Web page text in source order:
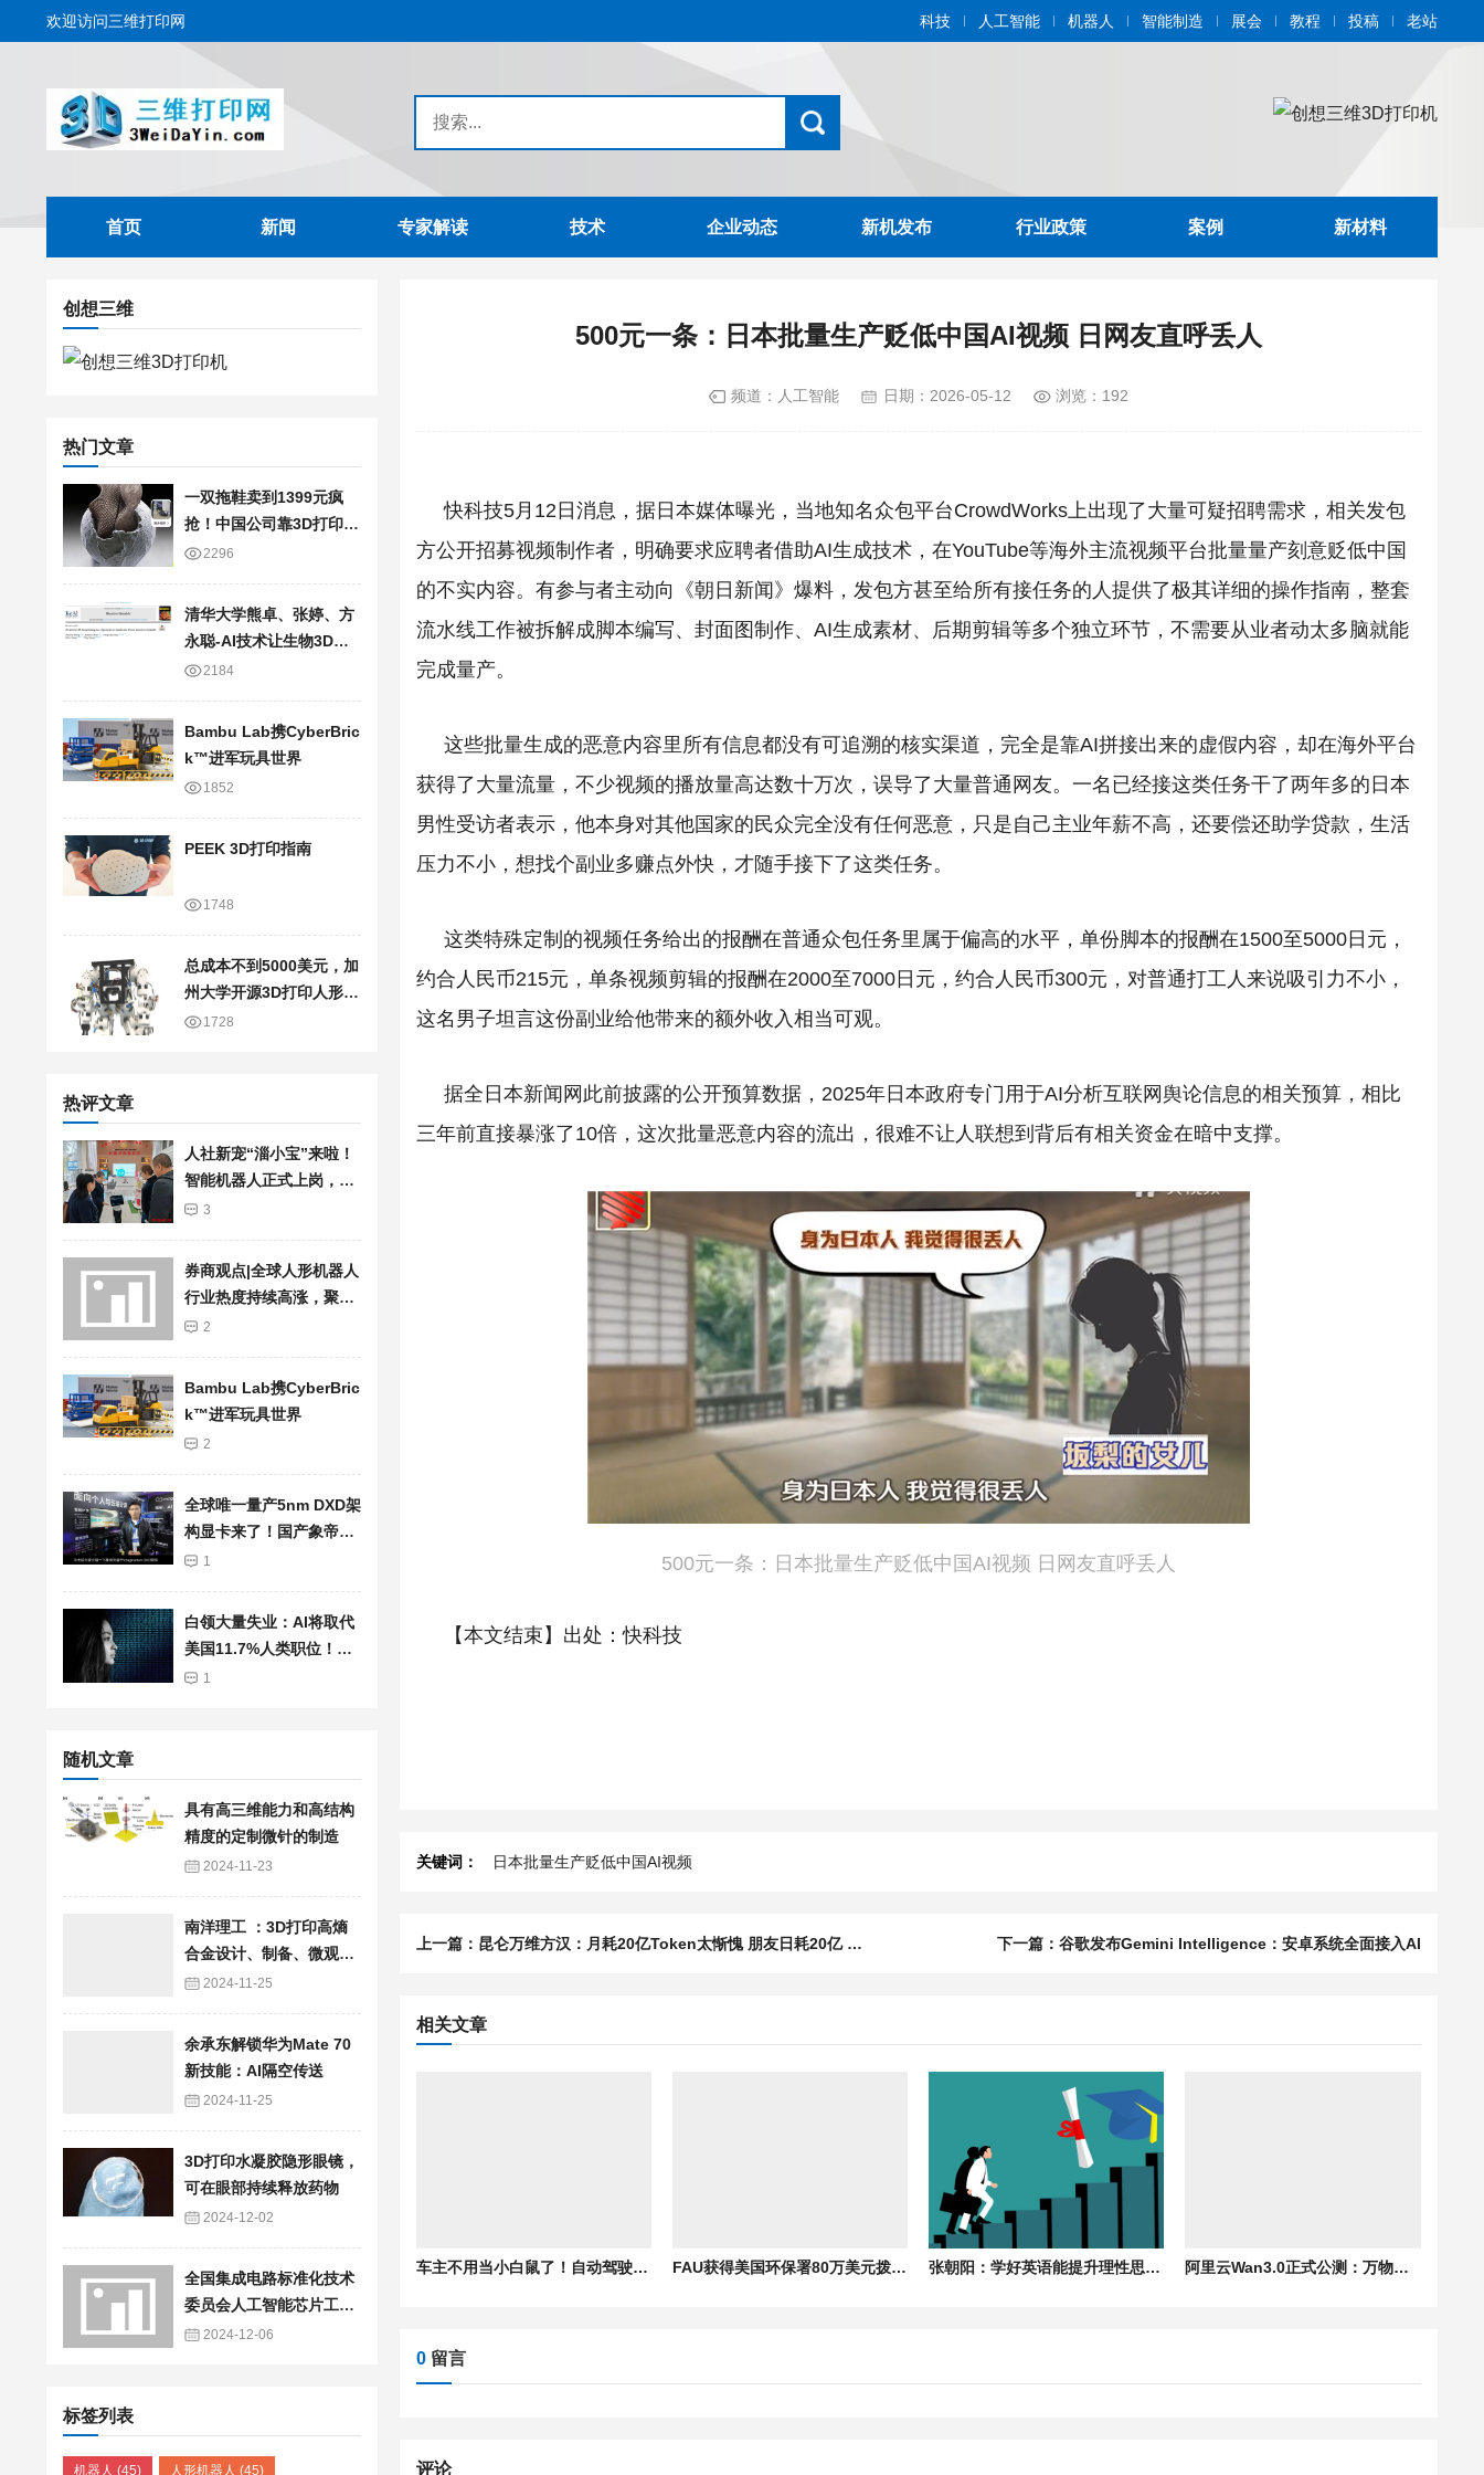
欢迎访问三维打印网 科技 人工智能 机器人 智能制造 展会 教程 投稿 老站
首页 新闻 专家解读 技术 企业动态 新机发布 行业政策 案例 新材料
创想三维
热门文章
一双拖鞋卖到1399元疯
抢！中国公司靠3D打印技
术，半年狂卷20亿
2296
清华大学熊卓、张婷、方
永聪-AI技术让生物3D打
印走向临床应用
2184
Bambu Lab携Cyber​​Bric
k™进军玩具世界
1852
PEEK 3D打印指南
1748
总成本不到5000美元，加
州大学开源3D打印人形机
器人1728
热评文章
人社新宠“淄小宝”来啦！
智能机器人正式上岗，服
务再升级
3
券商观点|全球人形机器人
行业热度持续高涨，聚焦
加快行业发展步伐
2
Bambu Lab携Cyber​​Bric
k™进军玩具世界
2
全球唯一量产5nm DXD架
构显卡来了！国产象帝先
自研GPU首发亮相：支持
1
白领大量失业：AI将取代
美国11.7%人类职位！总
薪资高达1.2兆美元
1
随机文章
具有高三维能力和高结构
精度的定制微针的制造
2024-11-23
南洋理工 ：3D打印高熵
合金设计、制备、微观组
织和性能！
2024-11-25
余承东解锁华为Mate 70
新技能：AI隔空传送
2024-11-25
3D打印水凝胶隐形眼镜，
可在眼部持续释放药物
2024-12-02
全国集成电路标准化技术
委员会人工智能芯片工作
组成立大会暨技术研讨会
2024-12-06
标签列表
机器人 (45) 人形机器人 (45)
500元一条：日本批量生产贬低中国AI视频 日网友直呼丢人
频道： 人工智能 日期： 2026-05-12 浏览：192
快科技5月12日消息，据日本媒体曝光，当地知名众包平台CrowdWorks上出现了大量可疑招聘需求，相关发包
方公开招募视频制作者，明确要求应聘者借助AI生成技术，在YouTube等海外主流视频平台批量量产刻意贬低中国
的不实内容。 有参与者主动向《朝日新闻》爆料，发包方甚至给所有接任务的人提供了极其详细的操作指南，整套
流水线工作被拆解成脚本编写、封面图制作、AI生成素材、后期剪辑等多个独立环节，不需要从业者动太多脑就能
完成量产。
这些批量生成的恶意内容里所有信息都没有可追溯的核实渠道，完全是靠AI拼接出来的虚假内容，却在海外平台
获得了大量流量，不少视频的播放量高达数十万次，误导了大量普通网友。 一名已经接这类任务干了两年多的日本
男性受访者表示，他本身对其他国家的民众完全没有任何恶意，只是自己主业年薪不高，还要偿还助学贷款，生活
压力不小，想找个副业多赚点外快，才随手接下了这类任务。
这类特殊定制的视频任务给出的报酬在普通众包任务里属于偏高的水平，单份脚本的报酬在1500至5000日元，
约合人民币215元，单条视频剪辑的报酬在2000至7000日元，约合人民币300元，对普通打工人来说吸引力不小，
这名男子坦言这份副业给他带来的额外收入相当可观。
据全日本新闻网此前披露的公开预算数据，2025年日本政府专门用于AI分析互联网舆论信息的相关预算，相比
三年前直接暴涨了10倍，这次批量恶意内容的流出，很难不让人联想到背后有相关资金在暗中支撑。
500元一条：日本批量生产贬低中国AI视频 日网友直呼丢人
【本文结束】出处：快科技
关键词： 日本批量生产贬低中国AI视频
上一篇：昆仑万维方汉：月耗20亿Token太惭愧 朋友日耗20亿 3个月干完百名程序员7年活 下一篇：谷歌发布Gemini Intelligence：安卓系统全面接入AI
相关文章
车主不用当小白鼠了！自动驾驶强制国标明年落地：禁用量产车主当众测样本 FAU获得美国环保署80万美元拨款，用于开发3D打印+AI驱动技术对抗藻类水华 张朝阳：学好英语能提升理性思维 AI无法取代新闻网站因人类要看的是视角 阿里云Wan3.0正式公测：万物皆可生视频！单次可生成30秒
0留言
评论